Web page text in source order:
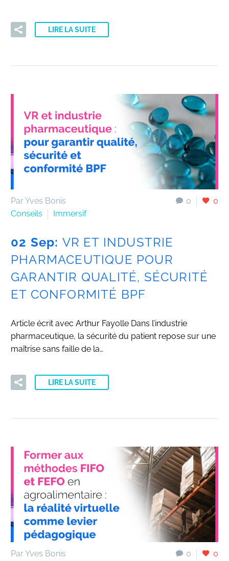
LIRE LA SUITE
0 0
Par Yves Bonis
Conseils
Immersif
02 Sep: VR ET INDUSTRIE
PHARMACEUTIQUE POUR
GARANTIR QUALITÉ, SÉCURITÉ
ET CONFORMITÉ BPF
Article écrit avec Arthur Fayolle Dans l’industrie
pharmaceutique, la sécurité du patient repose sur une
maîtrise sans faille de la…
LIRE LA SUITE
0 0
Par Yves Bonis